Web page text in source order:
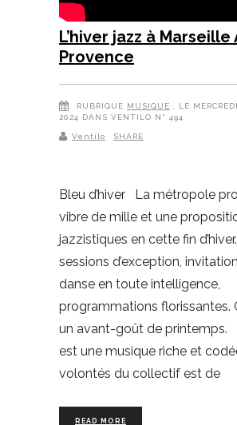
L’hiver jazz à Marseille
Provence
RUBRIQUE MUSIQUE
, LE
2024 DANS VENTILO N° 494
Ventilo SHARE
Bleu d’hiver La métropole
vibre de mille et une
jazzistiques en cette fin
sessions d’exception,
danse en toute intelligence,
programmations florissantes.
un avant-goût de
est une musique riche et
volontés du collectif est de
READ MORE